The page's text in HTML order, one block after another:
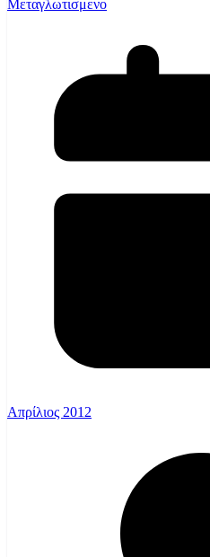
Μεταγλωτισμενο
Απρίλιος 2012